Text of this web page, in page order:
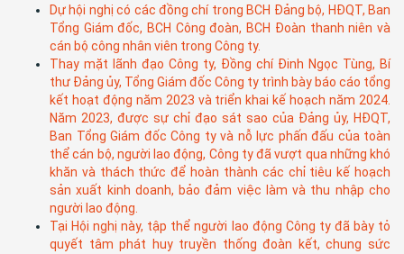
Dự hội nghị có các đồng chí trong BCH Đảng bộ, HĐQT, Ban
Tổng Giám đốc, BCH Công đoàn, BCH Đoàn thanh niên và
cán bộ công nhân viên trong Công ty.
Thay mặt lãnh đạo Công ty, Đồng chí Đinh Ngọc Tùng, Bí
thư Đảng ủy, Tổng Giám đốc Công ty trình bày báo cáo tổng
kết hoạt động năm 2023 và triển khai kế hoạch năm 2024.
Năm 2023, được sự chỉ đạo sát sao của Đảng ủy, HĐQT,
Ban Tổng Giám đốc Công ty và nỗ lực phấn đấu của toàn
thể cán bộ, người lao động, Công ty đã vượt qua những khó
khăn và thách thức để hoàn thành các chỉ tiêu kế hoạch
sản xuất kinh doanh, bảo đảm việc làm và thu nhập cho
người lao động.
Tại Hội nghị này, tập thể người lao động Công ty đã bày tỏ
quyết tâm phát huy truyền thống đoàn kết, chung sức